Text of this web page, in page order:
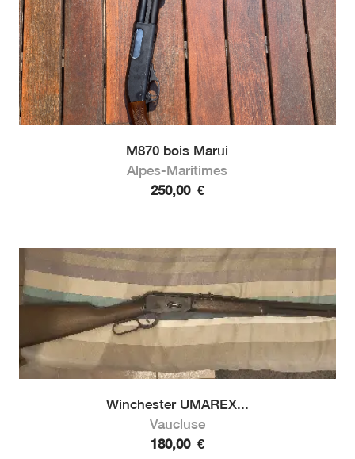
M870 bois Marui
Alpes-Maritimes
250,00 €
Winchester UMAREX...
Vaucluse
180,00 €